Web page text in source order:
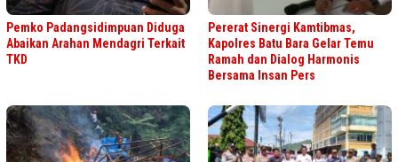
Pemko Padangsidimpuan Diduga
Abaikan Arahan Mendagri Terkait
TKD
Pererat Sinergi Kamtibmas,
Kapolres Batu Bara Gelar Temu
Ramah dan Dialog Harmonis
Bersama Insan Pers